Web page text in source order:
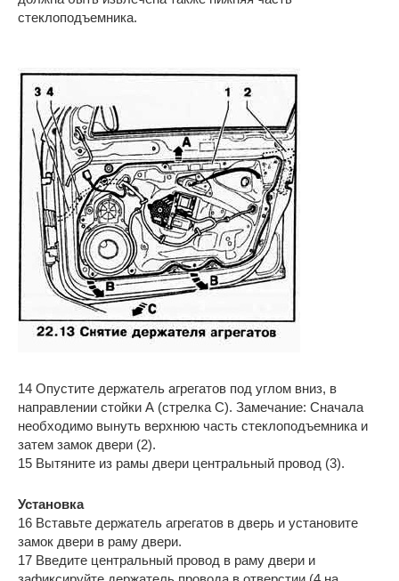
стеклоподъемника.
14 Опустите держатель агрегатов под углом вниз, в
направлении стойки А (стрелка С). Замечание: Сначала
необходимо вынуть верхнюю часть стеклоподъемника и
затем замок двери (2).
15 Вытяните из рамы двери центральный провод (3).
Установка
16 Вставьте держатель агрегатов в дверь и установите
замок двери в раму двери.
17 Введите центральный провод в раму двери и